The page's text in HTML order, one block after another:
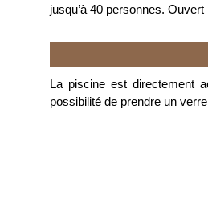
jusqu’à 40 personnes. Ouvert
La piscine est directement
possibilité de prendre un